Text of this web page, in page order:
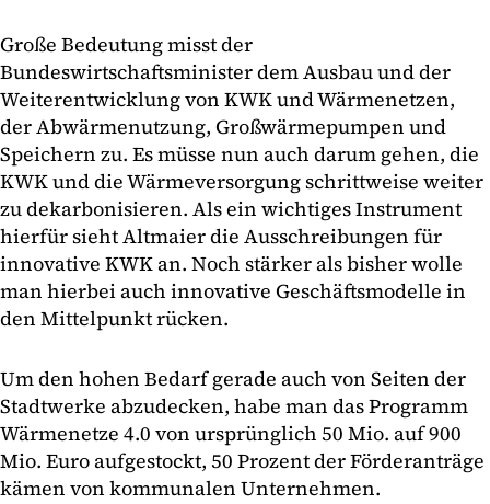
Große Bedeutung misst der
Bundeswirtschaftsminister dem Ausbau und der
Weiterentwicklung von KWK und Wärmenetzen,
der Abwärmenutzung, Großwärmepumpen und
Speichern zu. Es müsse nun auch darum gehen, die
KWK und die Wärmeversorgung schrittweise weiter
zu dekarbonisieren. Als ein wichtiges Instrument
hierfür sieht Altmaier die Ausschreibungen für
innovative KWK an. Noch stärker als bisher wolle
man hierbei auch innovative Geschäftsmodelle in
den Mittelpunkt rücken.
Um den hohen Bedarf gerade auch von Seiten der
Stadtwerke abzudecken, habe man das Programm
Wärmenetze 4.0 von ursprünglich 50 Mio. auf 900
Mio. Euro aufgestockt, 50 Prozent der Förderanträge
kämen von kommunalen Unternehmen.